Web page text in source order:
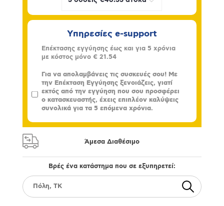
Υπηρεσίες e-support
Επέκτασης εγγύησης έως και για 5 χρόνια
με κόστος μόνο € 21.54
Για να απολαμβάνεις τις συσκευές σου! Με
την Επέκταση Εγγύησης ξενοιάζεις, γιατί
εκτός από την εγγύηση που σου προσφέρει
ο κατασκευαστής, έχεις επιπλέον καλύψεις
συνολικά για τα 5 επόμενα χρόνια.
Άμεσα Διαθέσιμο
Βρές ένα κατάστημα που σε εξυπηρετεί: